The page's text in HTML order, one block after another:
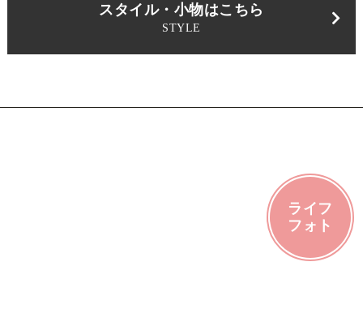
スタイル・小物はこちら
STYLE
ライフ
フォト